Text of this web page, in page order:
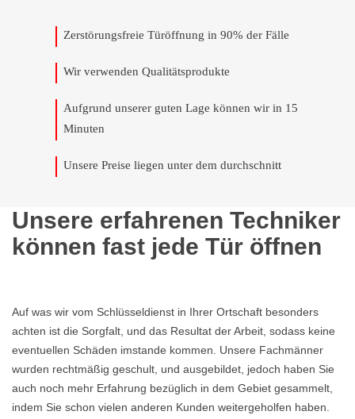
Zerstörungsfreie Türöffnung in 90% der Fälle
Wir verwenden Qualitätsprodukte
Aufgrund unserer guten Lage können wir in 15
Minuten
Unsere Preise liegen unter dem durchschnitt
Unsere erfahrenen Techniker
können fast jede Tür öffnen
Auf was wir vom Schlüsseldienst in Ihrer Ortschaft besonders
achten ist die Sorgfalt, und das Resultat der Arbeit, sodass keine
eventuellen Schäden imstande kommen. Unsere Fachmänner
wurden rechtmäßig geschult, und ausgebildet, jedoch haben Sie
auch noch mehr Erfahrung bezüglich in dem Gebiet gesammelt,
indem Sie schon vielen anderen Kunden weitergeholfen haben.